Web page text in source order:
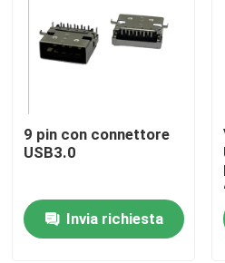
Giro della fabbrica
Richieda una citazione
9 pin con connettore
USB3.0
Invia richiesta